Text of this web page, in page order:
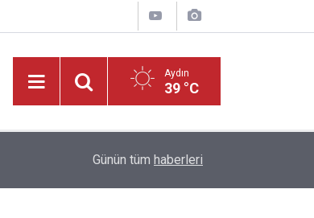
Aydın
39 °C
Aydın'da korkutan yangın! Araç bir anda alev aldı
Günün tüm haberleri